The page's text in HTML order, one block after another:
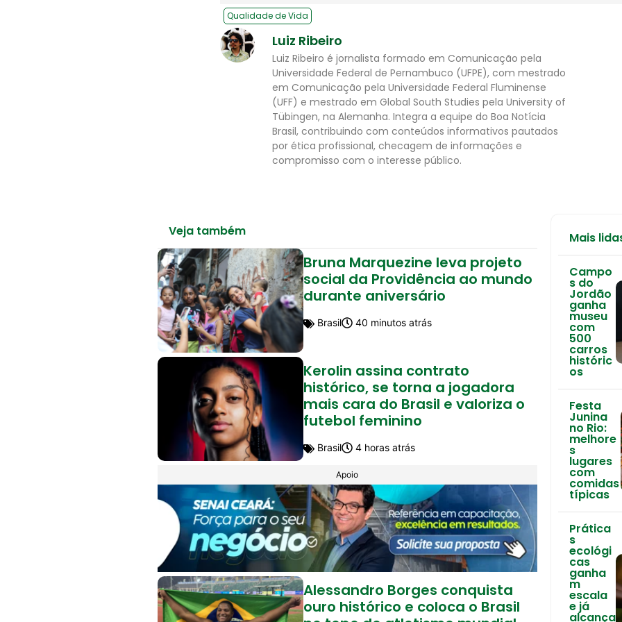
Qualidade de Vida
Luiz Ribeiro
Luiz Ribeiro é jornalista formado em Comunicação pela
Universidade Federal de Pernambuco (UFPE), com mestrado
em Comunicação pela Universidade Federal Fluminense
(UFF) e mestrado em Global South Studies pela University of
Tübingen, na Alemanha. Integra a equipe do Boa Notícia
Brasil, contribuindo com conteúdos informativos pautados
por ética profissional, checagem de informações e
compromisso com o interesse público.
Veja também
Bruna Marquezine leva projeto
social da Providência ao mundo
durante aniversário
Brasil 40 minutos atrás
Kerolin assina contrato
histórico, se torna a jogadora
mais cara do Brasil e valoriza o
futebol feminino
Brasil 4 horas atrás
Apoio
Alessandro Borges conquista
ouro histórico e coloca o Brasil
Mais
Campo
s do
Jordão
ganha
museu
com
500
carros
históric
os
Festa
Junina
no Rio:
melhore
s
lugares
com
comidas
típicas
Prática
s
ecológi
cas
ganha
m
escala
e já
alcança